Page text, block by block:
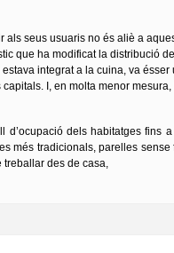
seus usuaris no és aliè a
que ha modificat la distribució
integrat a la cuina, va ésser
I, en molta menor mesura,
d’ocupació dels habitatges fins
més tradicionals, parelles
treballar des de casa,